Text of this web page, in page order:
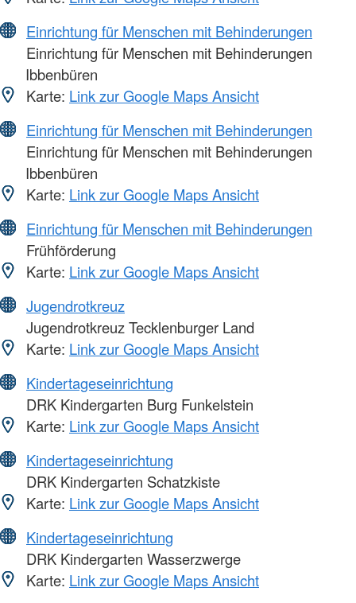
Einrichtung für Menschen mit Behinderungen
Einrichtung für Menschen mit Behinderungen
Ibbenbüren
Karte: Link zur Google Maps Ansicht
Einrichtung für Menschen mit Behinderungen
Einrichtung für Menschen mit Behinderungen
Ibbenbüren
Karte: Link zur Google Maps Ansicht
Einrichtung für Menschen mit Behinderungen
Frühförderung
Karte: Link zur Google Maps Ansicht
Jugendrotkreuz
Jugendrotkreuz Tecklenburger Land
Karte: Link zur Google Maps Ansicht
Kindertageseinrichtung
DRK Kindergarten Burg Funkelstein
Karte: Link zur Google Maps Ansicht
Kindertageseinrichtung
DRK Kindergarten Schatzkiste
Karte: Link zur Google Maps Ansicht
Kindertageseinrichtung
DRK Kindergarten Wasserzwerge
Karte: Link zur Google Maps Ansicht